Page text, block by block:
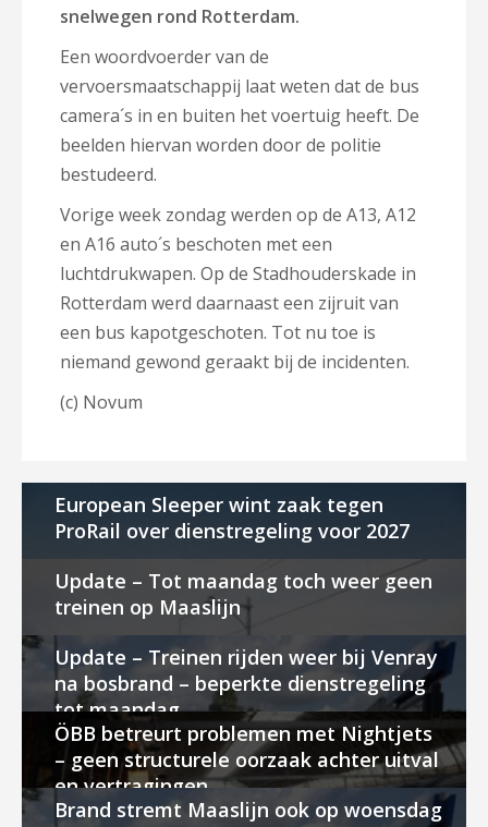
snelwegen rond Rotterdam.
Een woordvoerder van de
vervoersmaatschappij laat weten dat de bus
camera´s in en buiten het voertuig heeft. De
beelden hiervan worden door de politie
bestudeerd.
Vorige week zondag werden op de A13, A12
en A16 auto´s beschoten met een
luchtdrukwapen. Op de Stadhouderskade in
Rotterdam werd daarnaast een zijruit van
een bus kapotgeschoten. Tot nu toe is
niemand gewond geraakt bij de incidenten.
(c) Novum
European Sleeper wint zaak tegen
ProRail over dienstregeling voor 2027
Update – Tot maandag toch weer geen
treinen op Maaslijn
Update – Treinen rijden weer bij Venray
na bosbrand – beperkte dienstregeling
tot maandag
ÖBB betreurt problemen met Nightjets
– geen structurele oorzaak achter uitval
en vertragingen
Brand stremt Maaslijn ook op woensdag